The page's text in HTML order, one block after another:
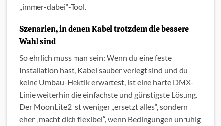
„immer-dabei“-Tool.
Szenarien, in denen Kabel trotzdem die bessere
Wahl sind
So ehrlich muss man sein: Wenn du eine feste
Installation hast, Kabel sauber verlegt sind und du
keine Umbau-Hektik erwartest, ist eine harte DMX-
Linie weiterhin die einfachste und günstigste Lösung.
Der MoonLite2 ist weniger „ersetzt alles“, sondern
eher „macht dich flexibel“, wenn Bedingungen unruhig